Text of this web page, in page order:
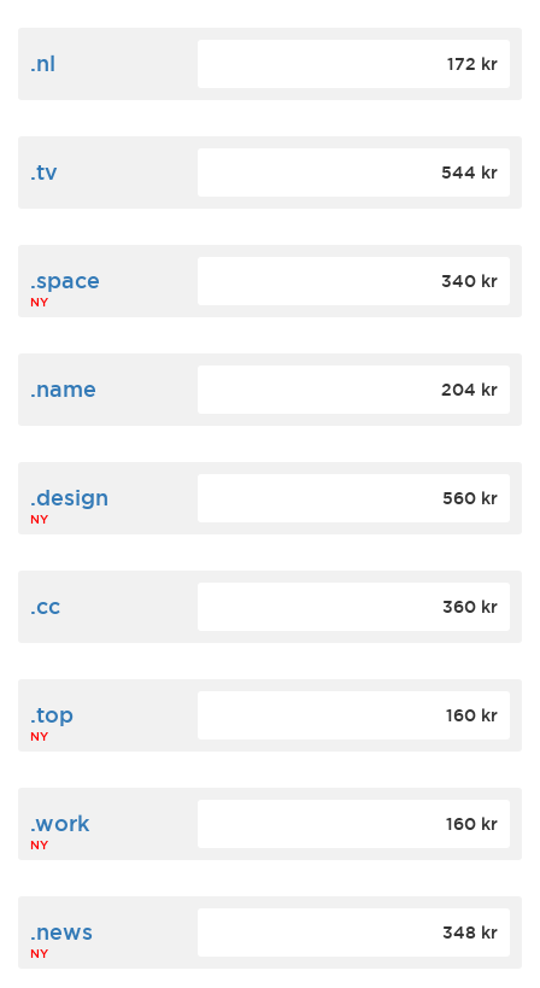
.nl 172 kr
.tv 544 kr
.space
NY
340 kr
.name 204 kr
.design
NY
560 kr
.cc 360 kr
.top
NY
160 kr
.work
NY
160 kr
.news
NY
348 kr